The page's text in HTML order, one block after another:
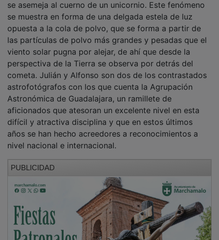
se muestra en forma de una delgada estela de luz
opuesta a la cola de polvo, que se forma a partir de
las partículas de polvo más grandes y pesadas que el
viento solar pugna por alejar, de ahí que desde la
perspectiva de la Tierra se observa por detrás del
cometa. Julián y Alfonso son dos de los contrastados
astrofotógrafos con los que cuenta la Agrupación
Astronómica de Guadalajara, un ramillete de
aficionados que atesoran un excelente nivel en esta
difícil y atractiva disciplina y que en estos últimos
años se han hecho acreedores a reconocimientos a
nivel nacional e internacional.